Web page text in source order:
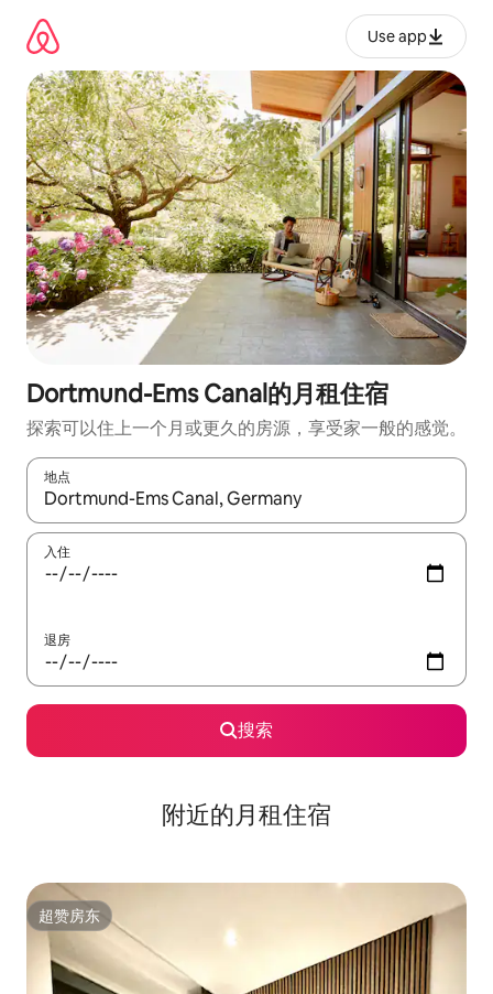
Use app
Dortmund-Ems Canal的月租住宿
探索可以住上一个月或更久的房源，享受家一般的感觉。
地点
如有搜索结果，请使用上下方向键查看，或通过点击或滑动手势
入住
退房
搜索
附近的月租住宿
超赞房东
超赞房东